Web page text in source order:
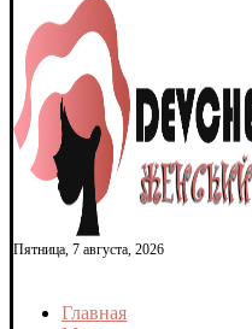
Пятница, 7 августа, 2026
Главная